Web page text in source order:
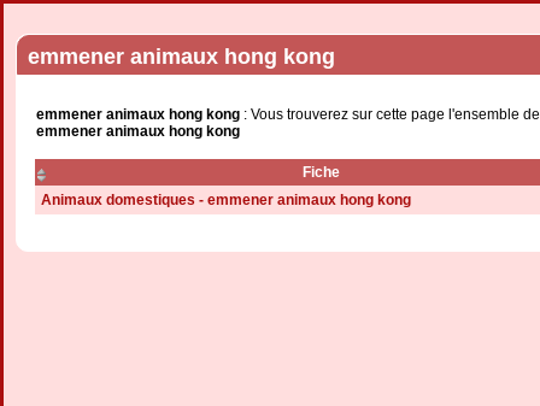
emmener animaux hong kong
emmener animaux hong kong : Vous trouverez sur cette page l'ensemble
emmener animaux hong kong
Fiche
Animaux domestiques - emmener animaux hong kong